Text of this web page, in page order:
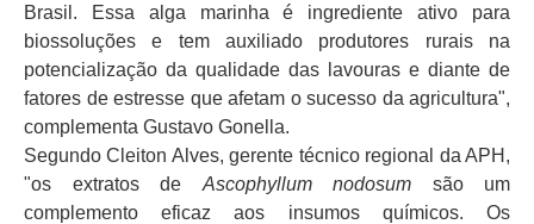
Brasil. Essa alga marinha é ingrediente ativo para
biossoluções e tem auxiliado produtores rurais na
potencialização da qualidade das lavouras e diante de
fatores de estresse que afetam o sucesso da agricultura",
complementa Gustavo Gonella.
Segundo Cleiton Alves, gerente técnico regional da APH,
"os extratos de Ascophyllum nodosum são um
complemento eficaz aos insumos químicos. Os